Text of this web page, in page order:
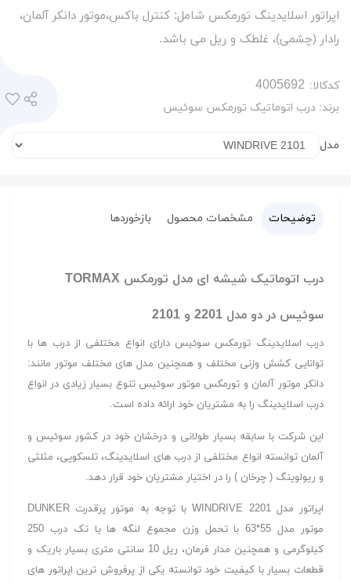
اپراتور اسلایدینگ تورمکس شامل: کنترل باکس،موتور دانکر آلمان،
رادار (چشمی)، غلطک و ریل می باشد.
کدکالا:
برند: درب اتوماتیک تورمکس سوئیس
مدل
توضیحات مشخصات محصول بازخوردها
درب اتوماتیک شیشه ای مدل تورمکس TORMAX
سوئیس در دو مدل 2201 و 2101
درب اسلایدینگ تورمکس سوئیس دارای انواع مختلفی از درب ها با
توانایی کشش وزنی مختلف و همچنین مدل های مختلف موتور مانند:
دانکر موتور آلمان و تورمکس موتور سوئیس تنوع بسیار زیادی در انواع
درب اسلایدینگ را به مشتریان خود ارائه داده است.
این شرکت با سابقه بسیار طولانی و درخشان خود در کشور سوئیس و
آلمان توانسته انواع مختلفی از درب های اسلایدینگ، تلسکوپی، مثلثی
و ریولوینگ ( چرخان ) را در اختیار مشتریان خود قرار دهد.
اپراتور مدل WINDRIVE 2201 با توجه به موتور پرقدرت DUNKER
موتور مدل 55*63 با تحمل وزن مجموع لنگه ها یا تک درب 250
کیلوگرمی و همچنین مدار فرمان، ریل 10 سانتی متری بسیار باریک و
قطعات بسیار با کیفیت خود توانسته یکی از پرفروش ترین اپراتور های